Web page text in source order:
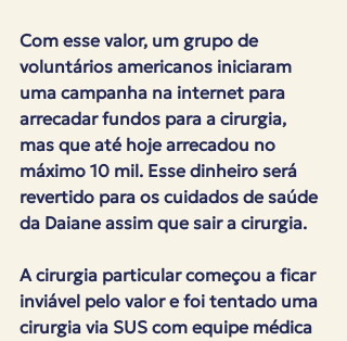
Com esse valor, um grupo de
voluntários americanos iniciaram
uma campanha na internet para
arrecadar fundos para a cirurgia,
mas que até hoje arrecadou no
máximo 10 mil. Esse dinheiro será
revertido para os cuidados de saúde
da Daiane assim que sair a cirurgia.
A cirurgia particular começou a ficar
inviável pelo valor e foi tentado uma
cirurgia via SUS com equipe médica